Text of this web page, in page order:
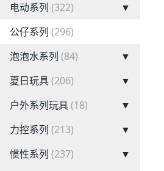
电动系列 (322)
▼
公仔系列 (296)
泡泡水系列 (84)
▼
夏日玩具(206)
▼
户外系列玩具(18)
▼
力控系列 (213)
▼
惯性系列 (237)
▼